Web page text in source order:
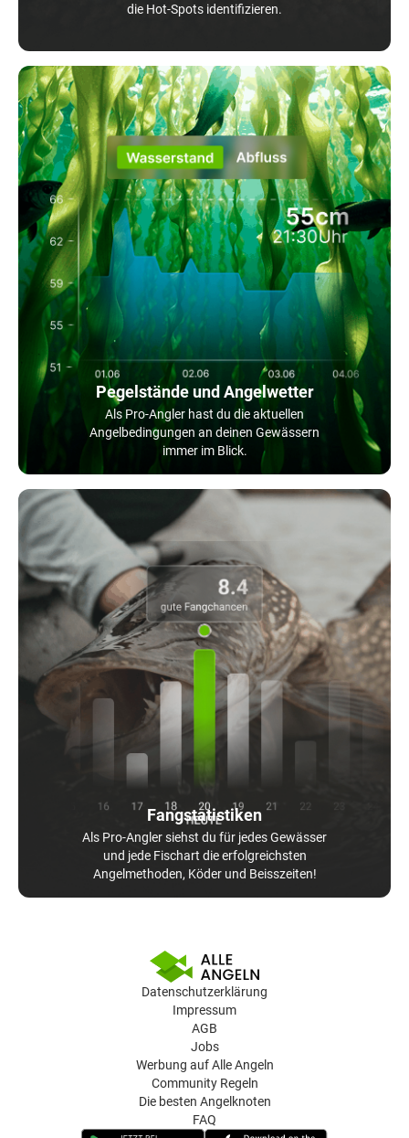
die Hot-Spots identifizieren.
Pegelstände und Angelwetter
Als Pro-Angler hast du die aktuellen
Angelbedingungen an deinen Gewässern
immer im Blick.
Fangstatistiken
Als Pro-Angler siehst du für jedes Gewässer
und jede Fischart die erfolgreichsten
Angelmethoden, Köder und Beisszeiten!
Datenschutzerklärung
Impressum
AGB
Jobs
Werbung auf Alle Angeln
Community Regeln
Die besten Angelknoten
FAQ